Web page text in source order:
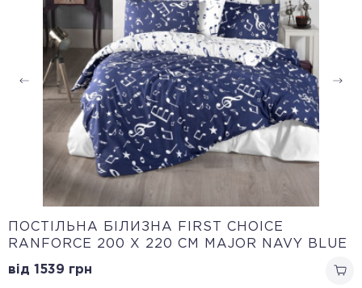
ПОСТІЛЬНА БІЛИЗНА FIRST CHOICE
RANFORCE 200 Х 220 СМ MAJOR NAVY BLUE
від 1539 грн